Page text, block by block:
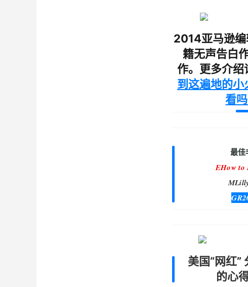
2014亚马逊
籍无声告白
作。更多介绍
到这遍地的小
看吗
最佳
EHow to
美国“网红”
的心